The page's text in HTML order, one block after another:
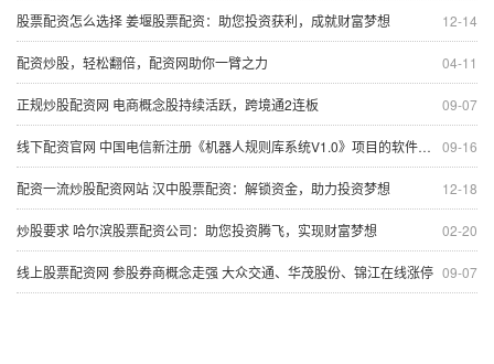
12-14
股票配资怎么选择 姜堰股票配资：助您投资获利，成就财富梦想
04-11
配资炒股，轻松翻倍，配资网助你一臂之力
09-07
正规炒股配资网 电商概念股持续活跃，跨境通2连板
09-16
线下配资官网 中国电信新注册《机器人规则库系统V1.0》项目的软件著作权
12-18
配资一流炒股配资网站 汉中股票配资：解锁资金，助力投资梦想
02-20
炒股要求 哈尔滨股票配资公司：助您投资腾飞，实现财富梦想
09-07
线上股票配资网 参股券商概念走强 大众交通、华茂股份、锦江在线涨停